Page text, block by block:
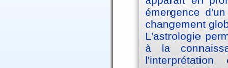
émergence
changement
L'astrologie
à la